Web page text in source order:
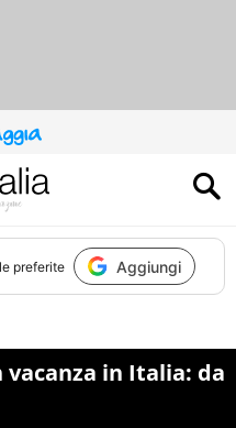
preferite Aggiungi
in Italia: da